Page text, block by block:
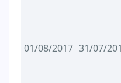
01/08/2017 31/07/